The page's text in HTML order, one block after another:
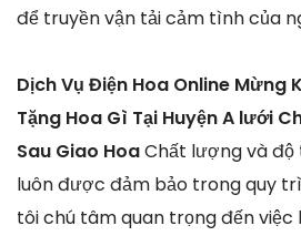
để truyền vận tải cảm tình của
Dịch Vụ Điện Hoa Online Mừng
Tặng Hoa Gì Tại Huyện A lưới
Sau Giao HoaChất lượng và
luôn được đảm bảo trong quy
tôi chú tâm quan trọng đến việc